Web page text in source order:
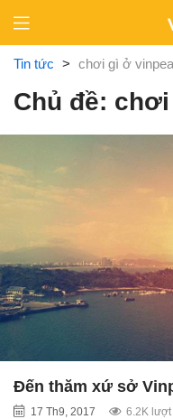
content
Tin tức > chơi gì ở
Chủ đề:
Đến thăm xứ sở
17 Th9, 2017 6.2K lượt